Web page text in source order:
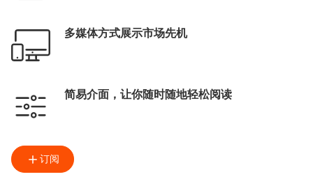
多媒体方式展示市场先机
简易介面，让你随时随地轻松阅读
订阅